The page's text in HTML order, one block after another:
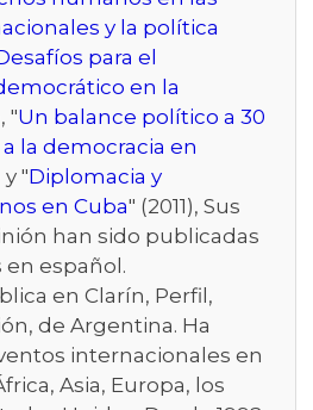
y la política
para el
en la
"Un balance político a 30
la democracia en
y "Diplomacia y
en Cuba" (2011), Sus
han sido publicadas
en español.
en Clarín, Perfil,
de Argentina. Ha
internacionales en
Asia, Europa, los